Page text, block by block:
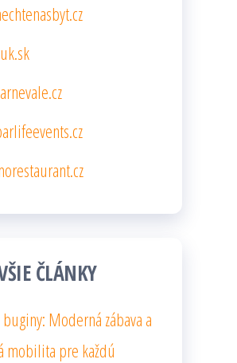
ČLÁNKY
Moderná zábava a
mobilita pre každú